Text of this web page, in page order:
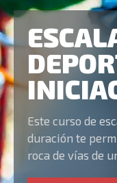
Este curso de
duración te
roca de vías de